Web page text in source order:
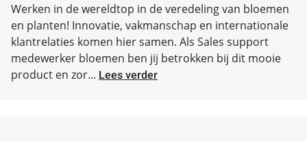
Werken in de wereldtop in de veredeling van bloemen
en planten! Innovatie, vakmanschap en internationale
klantrelaties komen hier samen. Als Sales support
medewerker bloemen ben jij betrokken bij dit mooie
product en zor... Lees verder